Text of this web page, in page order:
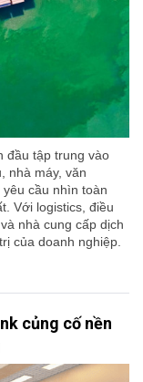
đầu tập trung vào
nhà máy, văn
cầu nhìn toàn
Với logistics, điều
nhà cung cấp dịch
của doanh nghiệp.
củng cố nền